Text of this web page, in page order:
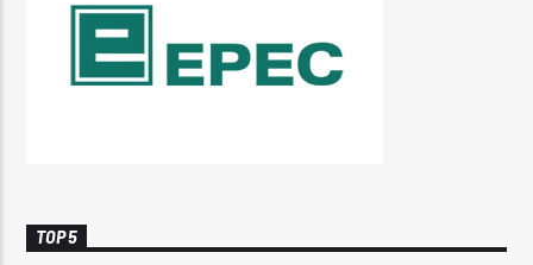
TOP 5